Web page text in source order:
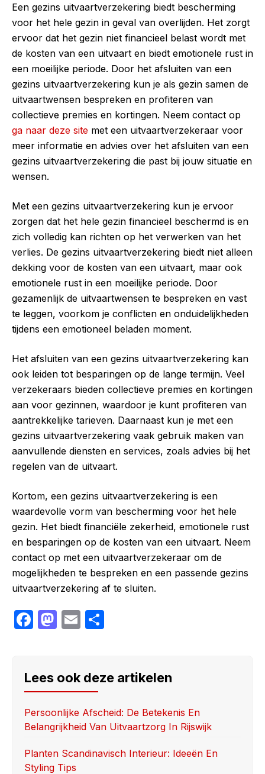
Een gezins uitvaartverzekering biedt bescherming
voor het hele gezin in geval van overlijden. Het zorgt
ervoor dat het gezin niet financieel belast wordt met
de kosten van een uitvaart en biedt emotionele rust in
een moeilijke periode. Door het afsluiten van een
gezins uitvaartverzekering kun je als gezin samen de
uitvaartwensen bespreken en profiteren van
collectieve premies en kortingen. Neem contact op
ga naar deze site met een uitvaartverzekeraar voor
meer informatie en advies over het afsluiten van een
gezins uitvaartverzekering die past bij jouw situatie en
wensen.
Met een gezins uitvaartverzekering kun je ervoor
zorgen dat het hele gezin financieel beschermd is en
zich volledig kan richten op het verwerken van het
verlies. De gezins uitvaartverzekering biedt niet alleen
dekking voor de kosten van een uitvaart, maar ook
emotionele rust in een moeilijke periode. Door
gezamenlijk de uitvaartwensen te bespreken en vast
te leggen, voorkom je conflicten en onduidelijkheden
tijdens een emotioneel beladen moment.
Het afsluiten van een gezins uitvaartverzekering kan
ook leiden tot besparingen op de lange termijn. Veel
verzekeraars bieden collectieve premies en kortingen
aan voor gezinnen, waardoor je kunt profiteren van
aantrekkelijke tarieven. Daarnaast kun je met een
gezins uitvaartverzekering vaak gebruik maken van
aanvullende diensten en services, zoals advies bij het
regelen van de uitvaart.
Kortom, een gezins uitvaartverzekering is een
waardevolle vorm van bescherming voor het hele
gezin. Het biedt financiële zekerheid, emotionele rust
en besparingen op de kosten van een uitvaart. Neem
contact op met een uitvaartverzekeraar om de
mogelijkheden te bespreken en een passende gezins
uitvaartverzekering af te sluiten.
F
e
b
o
o
k
M
o
d
o
n
E
e
Lees ook deze artikelen
Persoonlijke Afscheid: De Betekenis En
Belangrijkheid Van Uitvaartzorg In Rijswijk
Planten Scandinavisch Interieur: Ideeën En
Styling Tips